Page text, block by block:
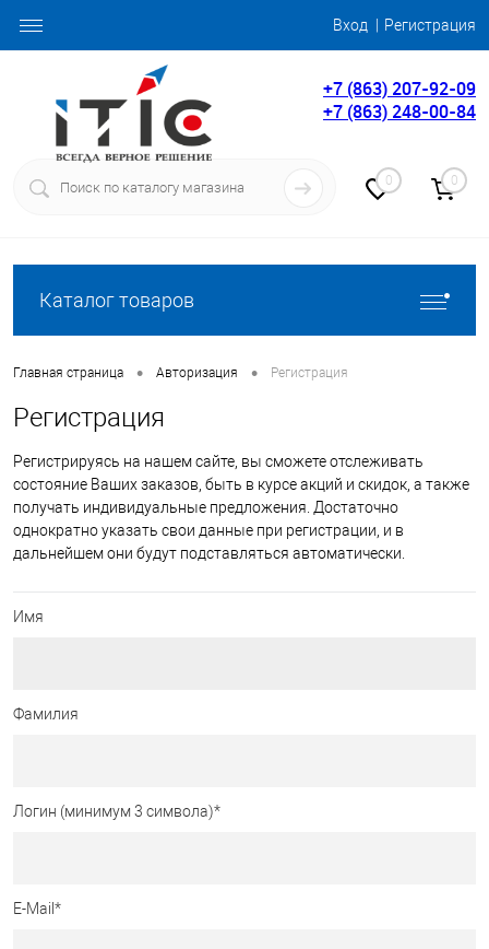
Вход Регистрация
+7 (863) 207-92-09
+7 (863) 248-00-84
0 0
Каталог товаров
Главная страница • Авторизация • Регистрация
Регистрация
Регистрируясь на нашем сайте, вы сможете отслеживать
состояние Ваших заказов, быть в курсе акций и скидок, а также
получать индивидуальные предложения. Достаточно
однократно указать свои данные при регистрации, и в
дальнейшем они будут подставляться автоматически.
Имя
Фамилия
Логин (минимум 3 символа)*
E-Mail *